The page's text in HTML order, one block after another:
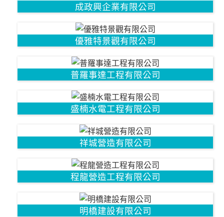
成政興企業有限公司
優雅特景觀有限公司
普羅事達工程有限公司
盛楠水電工程有限公司
祥城營造有限公司
程龍營造工程有限公司
明橋建設有限公司